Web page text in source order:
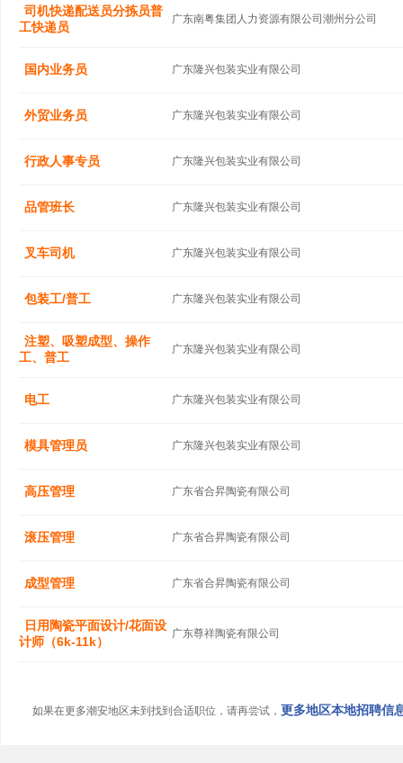
司机快递配送员分拣员普
工快递员
广东南粤集团人力资源有限公司潮州分公司
国内业务员 广东隆兴包装实业有限公司
外贸业务员 广东隆兴包装实业有限公司
行政人事专员 广东隆兴包装实业有限公司
品管班长 广东隆兴包装实业有限公司
叉车司机 广东隆兴包装实业有限公司
包装工/普工 广东隆兴包装实业有限公司
注塑、吸塑成型、操作
工、普工
广东隆兴包装实业有限公司
电工 广东隆兴包装实业有限公司
模具管理员 广东隆兴包装实业有限公司
高压管理 广东省合昇陶瓷有限公司
滚压管理 广东省合昇陶瓷有限公司
成型管理 广东省合昇陶瓷有限公司
日用陶瓷平面设计/花面设
计师（6k-11k）
广东尊祥陶瓷有限公司
如果在更多潮安地区未到找到合适职位，请再尝试， 更多地区本地招聘信